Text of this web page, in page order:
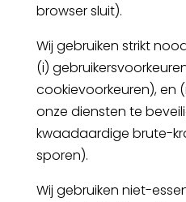
browser sluit).
Wij gebruiken strikt
(i)
cookievoorkeuren), en
onze diensten te
kwaadaardige brute-
sporen).
Wij gebruiken niet-